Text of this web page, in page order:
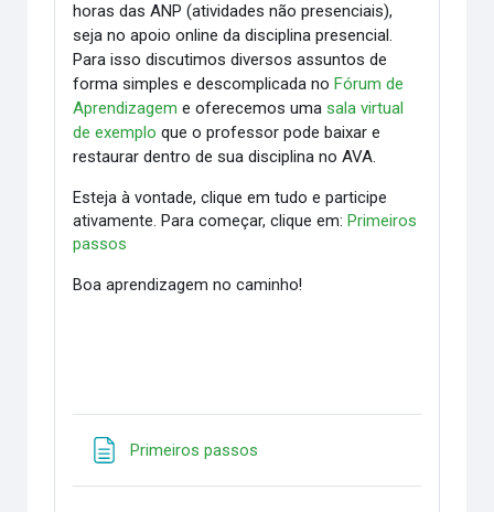
horas das ANP (atividades não presenciais),
seja no apoio online da disciplina presencial.
Para isso discutimos diversos assuntos de
forma simples e descomplicada noFórum de
Aprendizagem e oferecemos umasala virtual
de exemplo que o professor pode baixar e
restaurar dentro de sua disciplina no AVA.
Esteja à vontade, clique em tudo e participe
ativamente.Para começar, clique em:Primeiros
passos
Boa aprendizagem no caminho!
Primeiros passos